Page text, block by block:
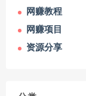
网赚教程
网赚项目
资源分享